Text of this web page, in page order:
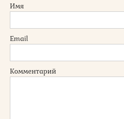
Имя
Email
Комментарий